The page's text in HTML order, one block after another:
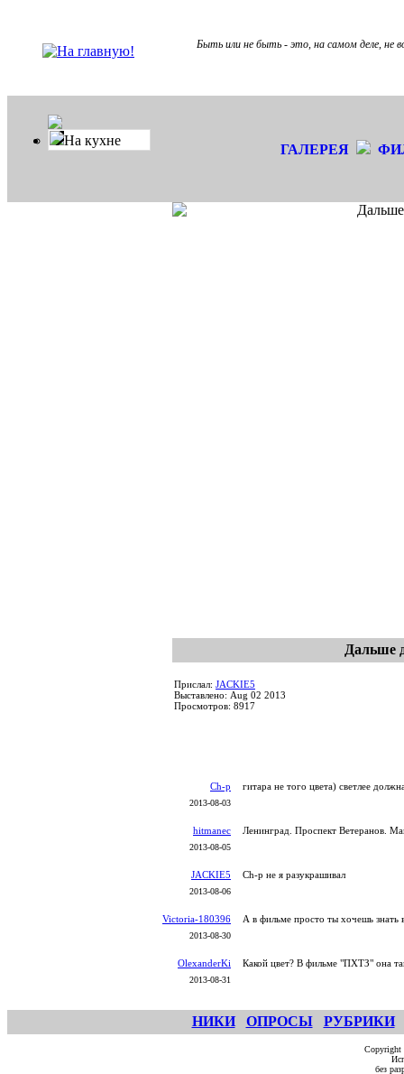
Быть или не быть - это, на самом деле, не
На кухне
ГАЛЕРЕЯ
Дальше
Прислал: JACKIE5
Выставлено: Aug 02 2013
Просмотров: 8917
Ch-p
2013-08-03
гитара не того цвета) светлее
hitmanec
2013-08-05
Ленинград. Проспект Ветеранов.
JACKIE5
2013-08-06
Ch-p не я разукрашивал
Victoria-180396
2013-08-30
А в фильме просто ты хочешь знать
OlexanderKi
2013-08-31
Какой цвет? В фильме "ПХТЗ" она
НИКИ ОПРОСЫ РУБРИКИ
без